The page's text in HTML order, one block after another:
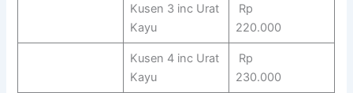
Kusen 3 inc Urat
Kayu
Rp
220.000
Kusen 4 inc Urat
Kayu
Rp
230.000